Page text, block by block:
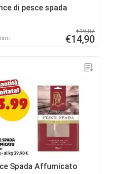
di pesce spada
€19,87
€14,90
Spada Affumicato